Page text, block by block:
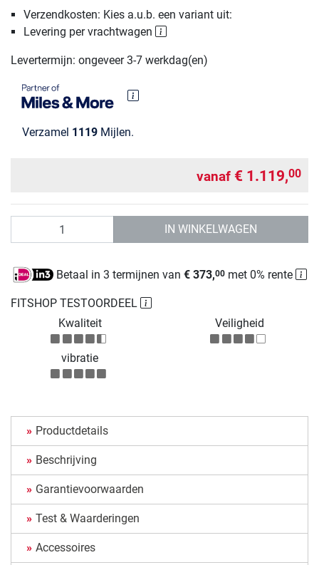
Verzendkosten: Kies a.u.b. een variant uit:
Levering per vrachtwagen
Levertermijn: ongeveer 3-7 werkdag(en)
Verzamel 1119 Mijlen.
vanaf € 1.119,00
IN WINKELWAGEN
FITSHOP TESTOORDEEL
Kwaliteit
Veiligheid
vibratie
Betaal in 3 termijnen van € 373,00 met 0% rente
Productdetails
Beschrijving
Garantievoorwaarden
Test & Waarderingen
Accessoires